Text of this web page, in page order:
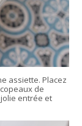
assiette. Placez
de
entrée et